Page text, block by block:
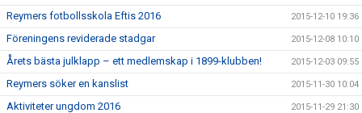
Reymers fotbollsskola Eftis 2016 2015-12-10 19:36
Föreningens reviderade stadgar 2015-12-08 10:10
Årets bästa julklapp – ett medlemskap i 1899-klubben! 2015-12-03 09:55
Reymers söker en kanslist 2015-11-30 10:04
Aktiviteter ungdom 2016 2015-11-29 21:30